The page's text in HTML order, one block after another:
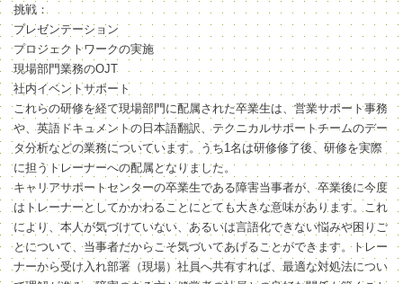
挑戦：
プレゼンテーション
プロジェクトワークの実施
現場部門業務のOJT
社内イベントサポート
これらの研修を経て現場部門に配属された卒業生は、営業サポート事務
や、英語ドキュメントの日本語翻訳、テクニカルサポートチームのデー
タ分析などの業務についています。うち1名は研修修了後、研修を実際
に担うトレーナーへの配属となりました。
キャリアサポートセンターの卒業生である障害当事者が、卒業後に今度
はトレーナーとしてかかわることにとても大きな意味があります。これ
により、本人が気づけていない、あるいは言語化できない悩みや困りご
とについて、当事者だからこそ気づいてあげることができます。トレー
ナーから受け入れ部署（現場）社員へ共有すれば、最適な対処法につい